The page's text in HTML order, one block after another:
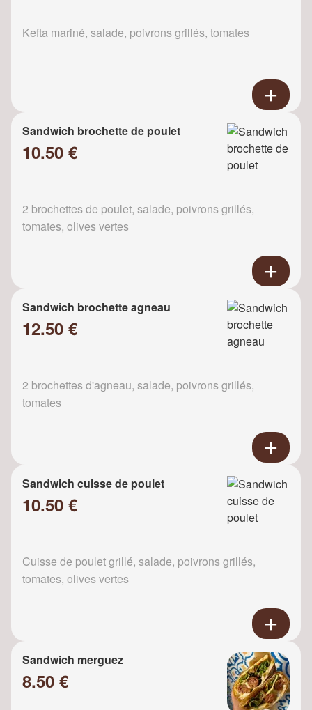
Kefta mariné, salade, poivrons grillés, tomates
Sandwich brochette de poulet
10.50 €
2 brochettes de poulet, salade, poivrons grillés,
tomates, olives vertes
Sandwich brochette agneau
12.50 €
2 brochettes d'agneau, salade, poivrons grillés,
tomates
Sandwich cuisse de poulet
10.50 €
Cuisse de poulet grillé, salade, poivrons grillés,
tomates, olives vertes
Sandwich merguez
8.50 €